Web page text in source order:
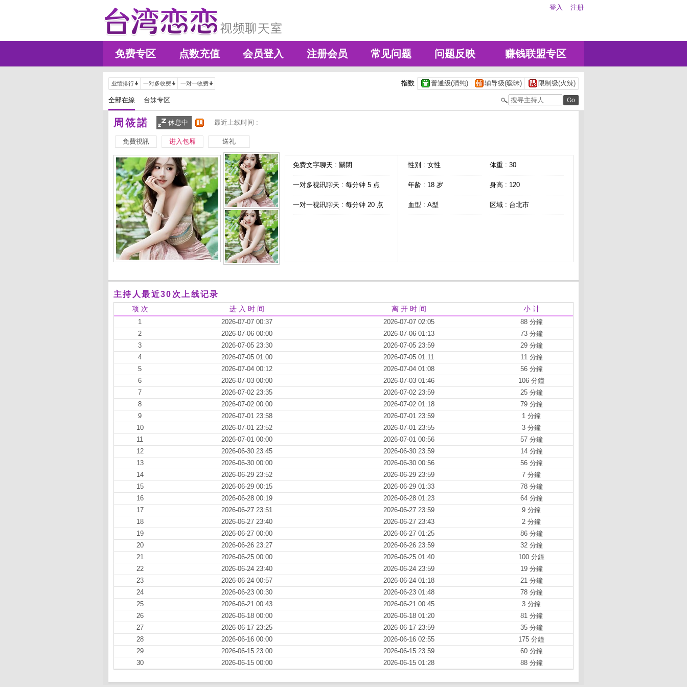
登入 注册
免费专区 点数充值 会员登入 注册会员 常见问题 问题反映 赚钱联盟专区
业绩排行 一对多收费 一对一收费 指数 普通级(清纯) 辅导级(暧昧) 限制级(火辣)
全部在線 台妹专区
周筱諾 休息中 最近上线时间 :
免費視訊 进入包厢 送礼
免费文字聊天 : 關閉
一对多视讯聊天 : 每分钟 5 点
一对一视讯聊天 : 每分钟 20 点
性别 : 女性 体重 : 30
年龄 : 18 岁 身高 : 120
血型 : A型 区域 : 台北市
主持人最近30次上线记录
项 次 进 入 时 间 离 开 时 间 小 计
1 2026-07-07 00:37 2026-07-07 02:05
88 分鐘
2
2026-07-06 00:00 2026-07-06 01:13
73 分鐘
3
2026-07-05 23:30 2026-07-05 23:59
29 分鐘
4
2026-07-05 01:00 2026-07-05 01:11
11 分鐘
5
2026-07-04 00:12 2026-07-04 01:08
56 分鐘
6
2026-07-03 00:00 2026-07-03 01:46
106 分鐘
7
2026-07-02 23:35 2026-07-02 23:59
25 分鐘
8
2026-07-02 00:00 2026-07-02 01:18
79 分鐘
9
2026-07-01 23:58 2026-07-01 23:59
1 分鐘
10
2026-07-01 23:52 2026-07-01 23:55
3 分鐘
11
2026-07-01 00:00 2026-07-01 00:56
57 分鐘
12
2026-06-30 23:45 2026-06-30 23:59
14 分鐘
13
2026-06-30 00:00 2026-06-30 00:56
56 分鐘
14
2026-06-29 23:52 2026-06-29 23:59
7 分鐘
15
2026-06-29 00:15 2026-06-29 01:33
78 分鐘
16
2026-06-28 00:19 2026-06-28 01:23
64 分鐘
17
2026-06-27 23:51 2026-06-27 23:59
9 分鐘
18
2026-06-27 23:40 2026-06-27 23:43
2 分鐘
19
2026-06-27 00:00 2026-06-27 01:25
86 分鐘
20
2026-06-26 23:27 2026-06-26 23:59
32 分鐘
21
2026-06-25 00:00 2026-06-25 01:40
100 分鐘
22
2026-06-24 23:40 2026-06-24 23:59
19 分鐘
23
2026-06-24 00:57 2026-06-24 01:18
21 分鐘
24
2026-06-23 00:30 2026-06-23 01:48
78 分鐘
25
2026-06-21 00:43 2026-06-21 00:45
3 分鐘
26
2026-06-18 00:00 2026-06-18 01:20
81 分鐘
27
2026-06-17 23:25 2026-06-17 23:59
35 分鐘
28
2026-06-16 00:00 2026-06-16 02:55
175 分鐘
29
2026-06-15 23:00 2026-06-15 23:59
60 分鐘
30
2026-06-15 00:00 2026-06-15 01:28 88 分鐘